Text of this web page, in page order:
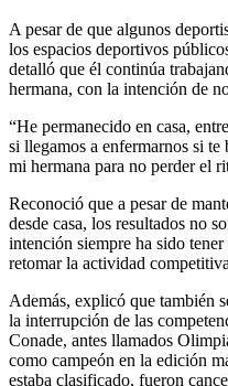
A pesar de que algunos
los espacios deportivos
detalló que él continúa
hermana, con la intención de
“He permanecido en casa,
si llegamos a enfermarnos si
mi hermana para no perder el
Reconoció que a pesar de
desde casa, los resultados no
intención siempre ha sido
retomar la actividad
Además, explicó que también
la interrupción de las
Conade, antes llamados
como campeón en la edición
estaba clasificado, fueron